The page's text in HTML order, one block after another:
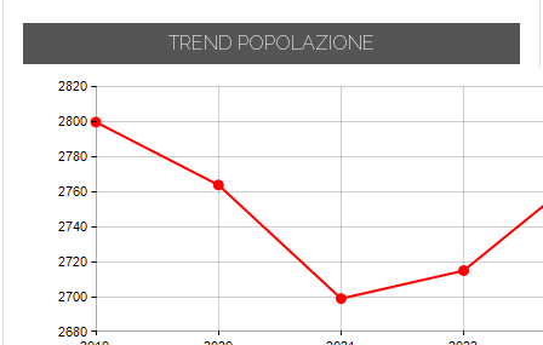
TREND POPOLAZIONE